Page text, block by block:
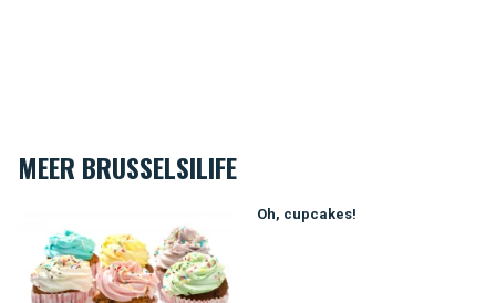
MEER BRUSSELSILIFE
Oh, cupcakes!